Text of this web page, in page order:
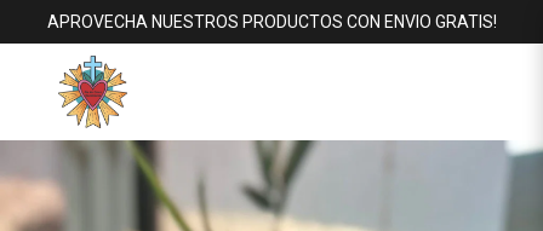
APROVECHA NUESTROS PRODUCTOS CON ENVIO GRATIS!